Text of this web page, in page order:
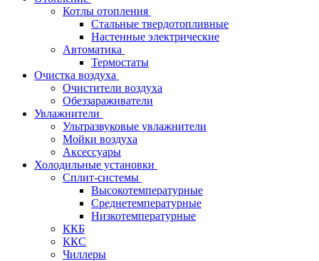
Котлы отопления
Стальные твердотопливные
Настенные электрические
Автоматика
Термостаты
Очистка воздуха
Очистители воздуха
Обеззараживатели
Увлажнители
Ультразвуковые увлажнители
Мойки воздуха
Аксессуары
Холодильные установки
Сплит-системы
Высокотемпературные
Среднетемпературные
Низкотемпературные
ККБ
ККС
Чиллеры